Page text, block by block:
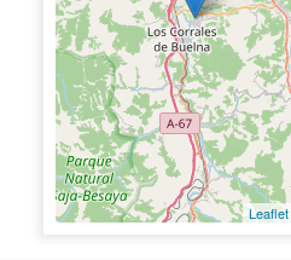
Leaflet